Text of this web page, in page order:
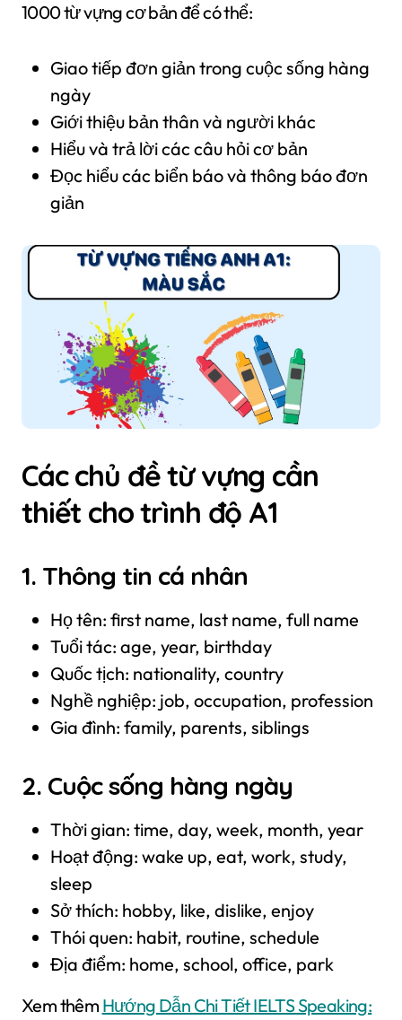
1000 từ vựng cơ bản để có thể:
Giao tiếp đơn giản trong cuộc sống hàng
ngày
Giới thiệu bản thân và người khác
Hiểu và trả lời các câu hỏi cơ bản
Đọc hiểu các biển báo và thông báo đơn
giản
Các chủ đề từ vựng cần
thiết cho trình độ A1
1. Thông tin cá nhân
Họ tên: first name, last name, full name
Tuổi tác: age, year, birthday
Quốc tịch: nationality, country
Nghề nghiệp: job, occupation, profession
Gia đình: family, parents, siblings
2. Cuộc sống hàng ngày
Thời gian: time, day, week, month, year
Hoạt động: wake up, eat, work, study,
sleep
Sở thích: hobby, like, dislike, enjoy
Thói quen: habit, routine, schedule
Địa điểm: home, school, office, park
Xem thêm Hướng Dẫn Chi Tiết IELTS Speaking: